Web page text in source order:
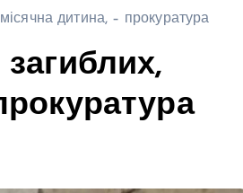
дитина, – прокуратура